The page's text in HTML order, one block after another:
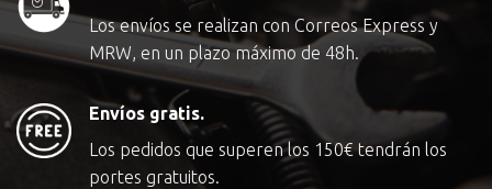
Los envíos se realizan con Correos Express y
MRW, en un plazo máximo de 48h.
Envíos gratis.
Los pedidos que superen los 150€tendrán los
portes gratuitos.